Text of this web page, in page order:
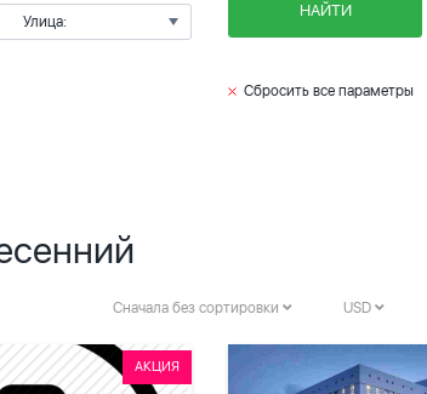
Улица:
НАЙТИ
Сбросить все параметры
Сначала без сортировки USD
АКЦИЯ